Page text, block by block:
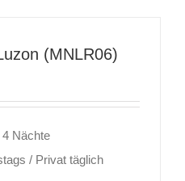
(MNLR06)
4 Nächte
/ Privat täglich